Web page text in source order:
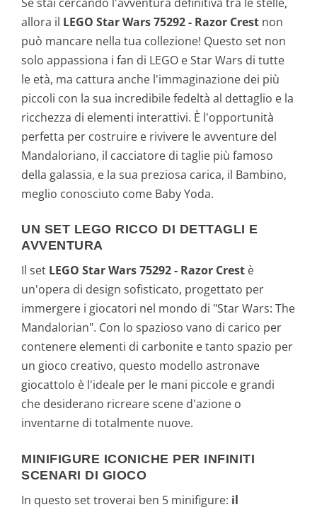
allora il LEGO Star Wars 75292 - Razor Crest non
può mancare nella tua collezione! Questo set non
solo appassiona i fan di LEGO e Star Wars di tutte
le età, ma cattura anche l'immaginazione dei più
piccoli con la sua incredibile fedeltà al dettaglio e la
ricchezza di elementi interattivi. È l'opportunità
perfetta per costruire e rivivere le avventure del
Mandaloriano, il cacciatore di taglie più famoso
della galassia, e la sua preziosa carica, il Bambino,
meglio conosciuto come Baby Yoda.
UN SET LEGO RICCO DI DETTAGLI E
AVVENTURA
Il set LEGO Star Wars 75292 - Razor Crest è
un'opera di design sofisticato, progettato per
immergere i giocatori nel mondo di "Star Wars: The
Mandalorian". Con lo spazioso vano di carico per
contenere elementi di carbonite e tanto spazio per
un gioco creativo, questo modello astronave
giocattolo è l'ideale per le mani piccole e grandi
che desiderano ricreare scene d'azione o
inventarne di totalmente nuove.
MINIFIGURE ICONICHE PER INFINITI
SCENARI DI GIOCO
In questo set troverai ben 5 minifigure: il